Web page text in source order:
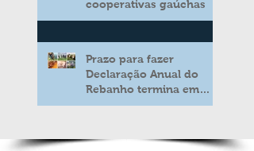
cooperativas gaúchas
Prazo para fazer
Declaração Anual do
Rebanho termina em
duas semanas